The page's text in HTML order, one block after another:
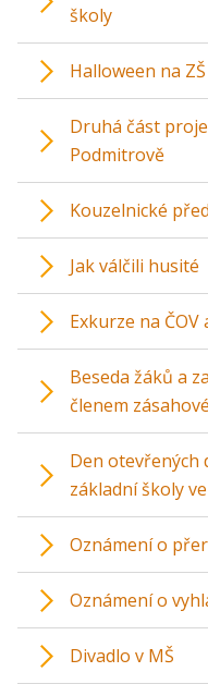
školy
Halloween na
Druhá část
Podmitrově
Kouzelnické
Jak válčili husité
Exkurze na
Beseda žáků a
členem
Den otevřených
základní školy
Oznámení o
Oznámení o
Divadlo v MŠ